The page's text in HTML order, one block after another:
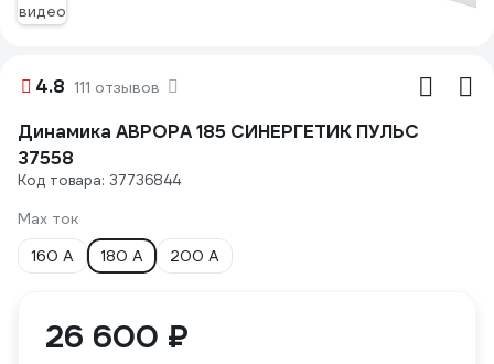
видео
4.8 111 отзывов
Динамика АВРОРА 185 СИНЕРГЕТИК ПУЛЬС
37558
Код товара: 37736844
Max ток
160 А
180 А 200 А
26 600 ₽